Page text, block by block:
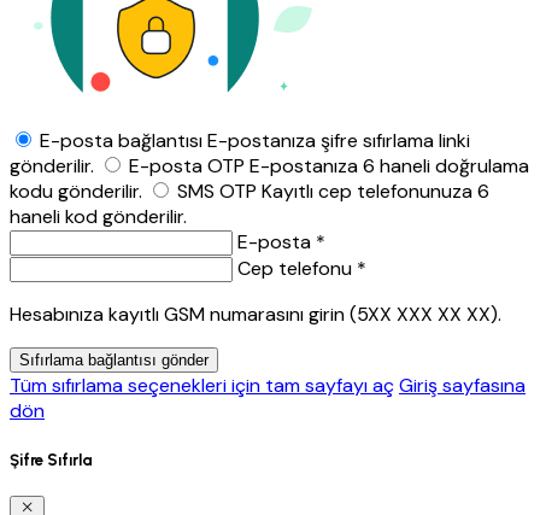
E-posta bağlantısıE-postanıza şifre sıfırlama linki
gönderilir.
E-posta OTP E-postanıza 6 haneli doğrulama
kodu gönderilir.
SMS OTP Kayıtlı cep telefonunuza 6
haneli kod gönderilir.
E-posta *
Cep telefonu *
Hesabınıza kayıtlı GSM numarasını girin (5XX XXX XX XX).
Sıfırlama bağlantısı gönder
Tüm sıfırlama seçenekleri için tam sayfayı açGiriş sayfasına
dön
Şifre Sıfırla